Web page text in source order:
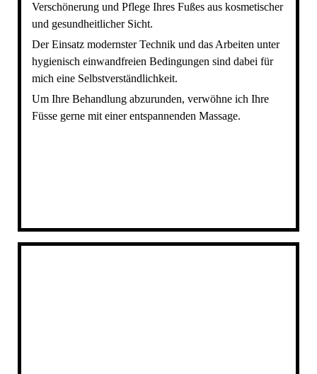
Verschönerung und Pflege Ihres Fußes aus kosmetischer
und gesundheitlicher Sicht.
Der Einsatz modernster Technik und das Arbeiten unter
hygienisch einwandfreien Bedingungen sind dabei für
mich eine Selbstverständlichkeit.
Um Ihre Behandlung abzurunden, verwöhne ich Ihre
Füsse gerne mit einer entspannenden Massage.